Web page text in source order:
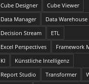
Cube Designer
Cube Viewer
Data Manager
Data Warehouse
Decision Stream
ETL
Excel Perspectives
Framework
KI
Künstliche Intelligenz
Report Studio
Transformer